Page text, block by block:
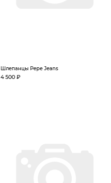
Шлепанцы Pepe Jeans
4 500 ₽